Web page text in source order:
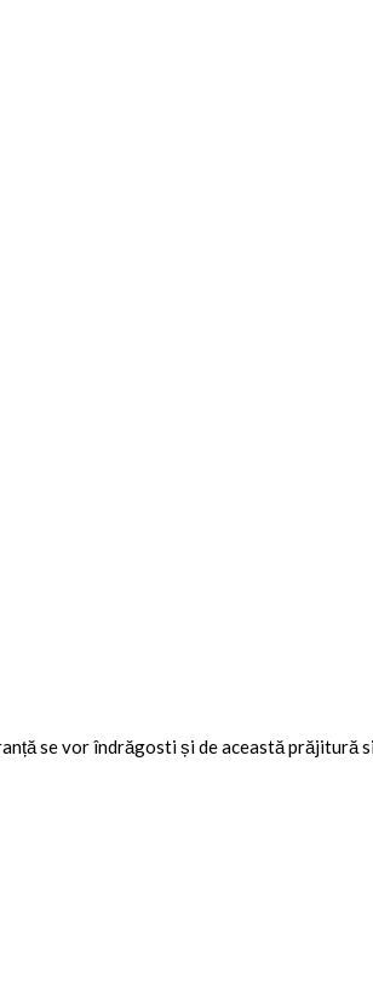
se vor îndrăgosti și de această prăjitură